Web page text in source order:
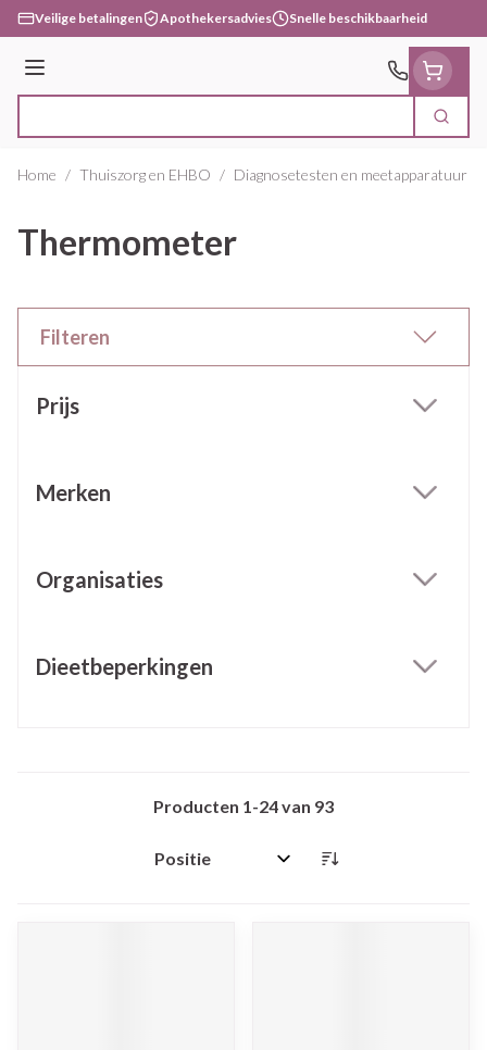
Ga naar de inhoud
Veilige betalingen Apothekersadvies Snelle beschikbaarheid
Menu
Zoek
Home / Thuiszorg en EHBO / Diagnosetesten en meetapparatuur
Thermometer
Filteren
Prijs
Merken
Organisaties
Dieetbeperkingen
Producten 1-24van 93
Sorteer op: